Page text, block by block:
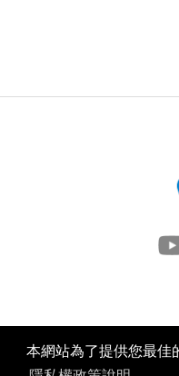
本網站為了提供您最佳